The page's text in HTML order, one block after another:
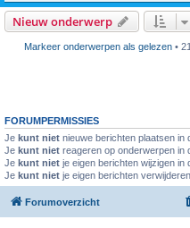
Nieuw onderwerp
Markeer onderwerpen als gelezen •
FORUMPERMISSIES
Je kunt niet nieuwe berichten plaatsen in
Je kunt niet reageren op onderwerpen in
Je kunt niet je eigen berichten wijzigen in
Je kunt niet je eigen berichten
Forumoverzicht